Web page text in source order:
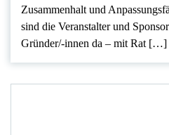
Zusammenhalt und
sind die Veranstalter und
Gründer/-innen da – mit Rat […]